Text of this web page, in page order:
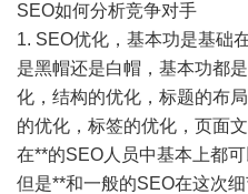
SEO如何分析竞争对手
1. SEO优化，基本功是基础
是黑帽还是白帽，基本功都
化，结构的优化，标题的布
的优化，标签的优化，页面
在**的SEO人员中基本上都
但是**和一般的SEO在这次